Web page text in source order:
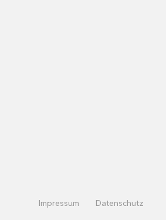
Impressum Datenschutz